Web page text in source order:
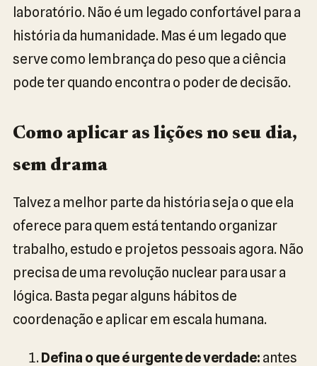
laboratório. Não é um legado confortável para a
história da humanidade. Mas é um legado que
serve como lembrança do peso que a ciência
pode ter quando encontra o poder de decisão.
Como aplicar as lições no seu dia,
sem drama
Talvez a melhor parte da história seja o que ela
oferece para quem está tentando organizar
trabalho, estudo e projetos pessoais agora. Não
precisa de uma revolução nuclear para usar a
lógica. Basta pegar alguns hábitos de
coordenação e aplicar em escala humana.
Defina o que é urgente de verdade: antes